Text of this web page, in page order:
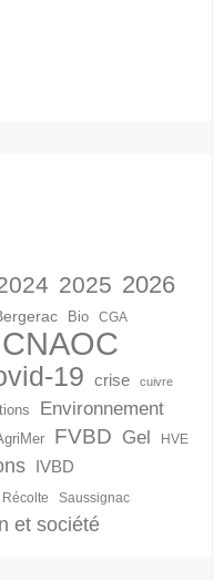
2025 2026
Bio CGA
CNAOC
19 crise cuivre
Environnement
FVBD Gel HVE
IVBD
Récolte Saussignac
et société